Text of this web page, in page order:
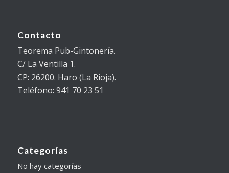
Contacto
Teorema Pub-Gintonería.
C/ La Ventilla 1.
CP: 26200. Haro (La Rioja).
Teléfono: 941 70 23 51
Categorías
No hay categorías